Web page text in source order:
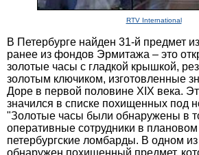
RTV International
В Петербурге найден 31-й предмет
ранее из фондов Эрмитажа – это
золотые часы с гладкой крышкой,
золотым ключиком, изготовленные
Доре в первой половине XIX века.
значился в списке похищенных под
"Золотые часы были обнаружены в
оперативные сотрудники в
петербургские ломбарды. В одном
обнаружен похищенный предмет,